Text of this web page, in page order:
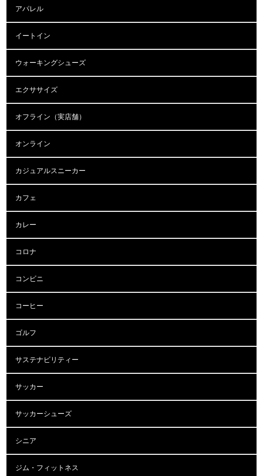
アパレル
イートイン
ウォーキングシューズ
エクササイズ
オフライン（実店舗）
オンライン
カジュアルスニーカー
カフェ
カレー
コロナ
コンビニ
コーヒー
ゴルフ
サステナビリティー
サッカー
サッカーシューズ
シニア
ジム・フィットネス